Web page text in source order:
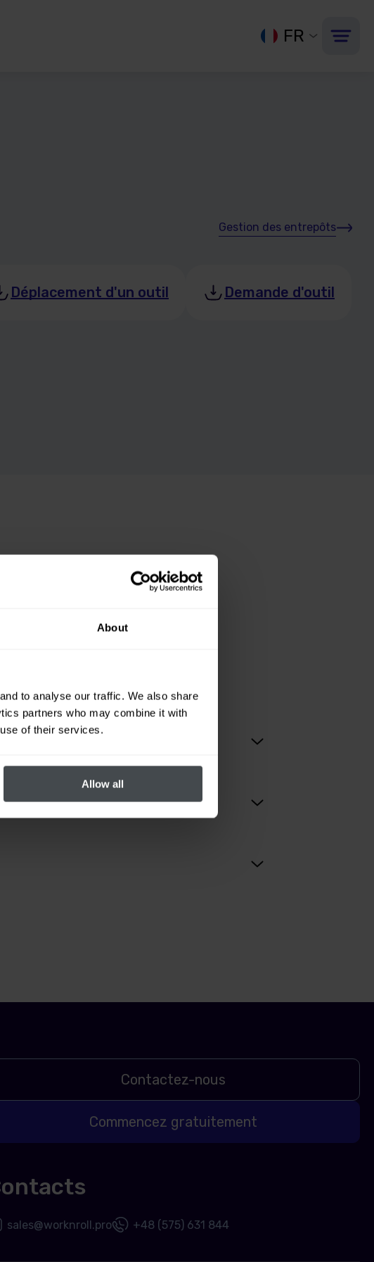
About
to analyse our traffic. We also share
partners who may combine it with
of their services.
Allow all
FR
Gestion des entrepôts
Déplacement d'un outil Demande d'outil
Contactez-nous
Commencez gratuitement
sales@worknroll.pro +48 (575) 631 844